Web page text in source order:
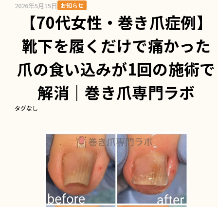
2026年5月15日 お知らせ
【70代女性・巻き爪症例】
靴下を履くだけで痛かった
爪の食い込みが1回の施術で
解消｜巻き爪専門ラボ
タグなし